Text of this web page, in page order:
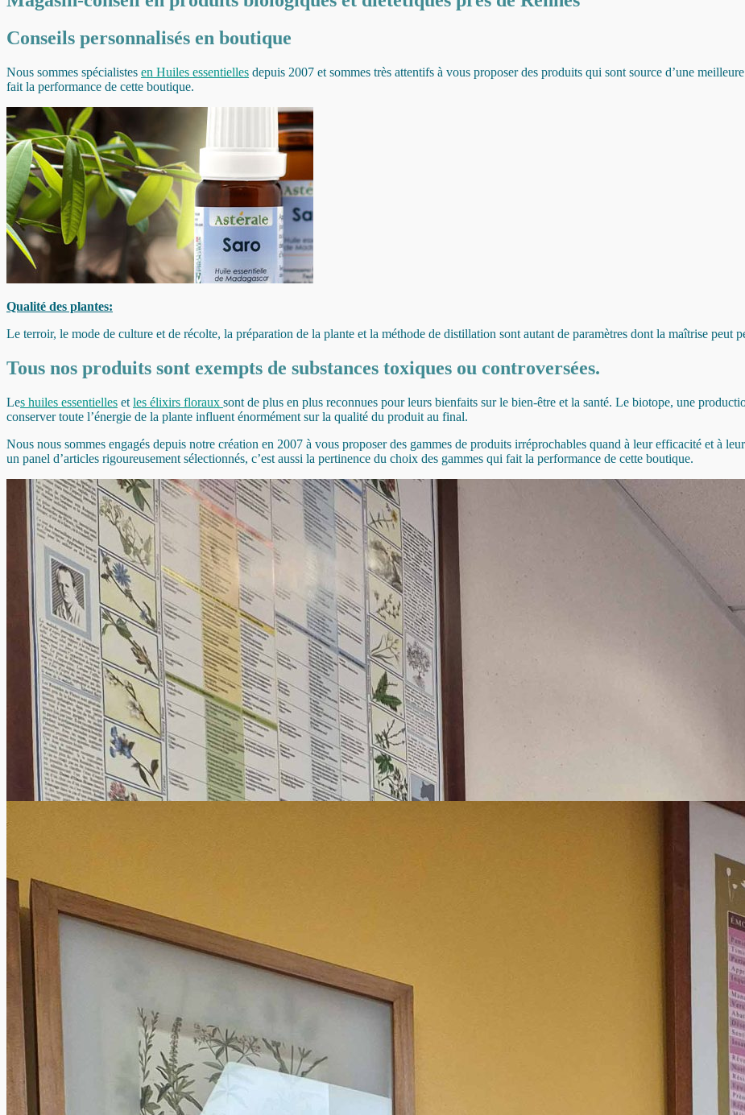
Conseils personnalisés en boutique
Nous sommes spécialistes en Huiles essentielles depuis 2007 et sommes très attentifs à vous proposer des produits qui sont source d’une
fait la performance de cette boutique.
Qualité des plantes:
Le terroir, le mode de culture et de récolte, la préparation de la plante et la méthode de distillation sont autant de paramètres dont la maîtrise peut
Tous nos produits sont exempts de substances toxiques ou controversées.
Les huiles essentielles et les élixirs floraux sont de plus en plus reconnues pour leurs bienfaits sur le bien-être et la santé. Le biotope, une
conserver toute l’énergie de la plante influent énormément sur la qualité du produit au final.
Nous nous sommes engagés depuis notre création en 2007 à vous proposer des gammes de produits irréprochables quand à leur efficacité et à
un panel d’articles rigoureusement sélectionnés, c’est aussi la pertinence du choix des gammes qui fait la performance de cette boutique.